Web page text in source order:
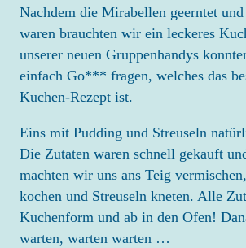
DOWNLOAD
KARRIERE
SPENDEN
KONTAKT
Nachdem die Mirabellen geerntet und
waren brauchten wir ein leckeres
unserer neuen Gruppenhandys
einfach Go*** fragen, welches das
Kuchen-Rezept ist.
Eins mit Pudding und Streuseln
Die Zutaten waren schnell gekauft
machten wir uns ans Teig
kochen und Streuseln kneten. Alle
Kuchenform und ab in den Ofen!
warten, warten warten …